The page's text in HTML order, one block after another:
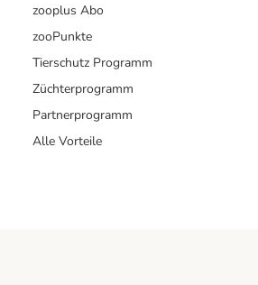
zooplus Abo
zooPunkte
Tierschutz Programm
Züchterprogramm
Partnerprogramm
Alle Vorteile